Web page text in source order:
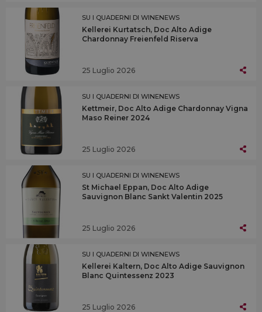
SU I QUADERNI DI WINENEWS
Kellerei Kurtatsch, Doc Alto Adige
Chardonnay Freienfeld Riserva
25 Luglio 2026
SU I QUADERNI DI WINENEWS
Kettmeir, Doc Alto Adige Chardonnay Vigna
Maso Reiner 2024
25 Luglio 2026
SU I QUADERNI DI WINENEWS
St Michael Eppan, Doc Alto Adige
Sauvignon Blanc Sankt Valentin 2025
25 Luglio 2026
SU I QUADERNI DI WINENEWS
Kellerei Kaltern, Doc Alto Adige Sauvignon
Blanc Quintessenz 2023
25 Luglio 2026